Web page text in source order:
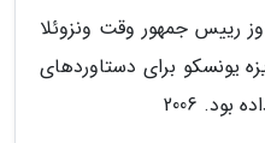
رییس جمهور وقت ونزوئلا
یونسکو برای دستاوردهای
2006